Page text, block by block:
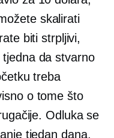
skalirati
biti strpljivi,
da stvarno
treba
o tome što
Odluka se
tjedan dana,